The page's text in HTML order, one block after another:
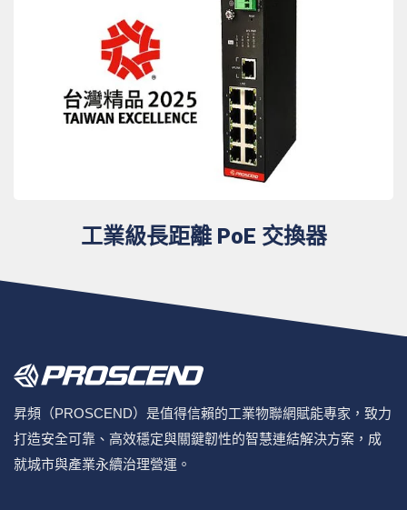
工業級長距離 PoE 交換器
昇頻（PROSCEND）是值得信賴的工業物聯網賦能專家，致力
打造安全可靠、高效穩定與關鍵韌性的智慧連結解決方案，成
就城市與產業永續治理營運。